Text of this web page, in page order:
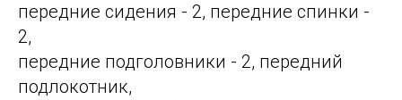
передние сидения - 2, передние спинки -
2,
передние подголовники - 2, передний
подлокотник,